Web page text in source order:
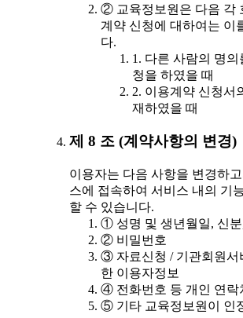
② 교육정보원은 다음 각
계약 신청에 대하여는 이
다.
1. 다른 사람의 명
청을 하였을 때
2. 이용계약 신청서
재하였을 때
제 8 조 (계약사항의 변경)
이용자는 다음 사항을 변경하고
스에 접속하여 서비스 내의 기
할 수 있습니다.
① 성명 및 생년월일, 신분
② 비밀번호
③ 자료신청 / 기관회원서
한 이용자정보
④ 전화번호 등 개인 연락
⑤ 기타 교육정보원이 인